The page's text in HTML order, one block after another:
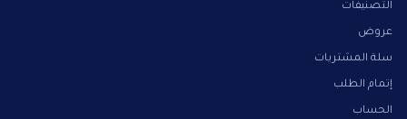
التصنيفات
عروض
سلة المشتريات
إتمام الطلب
الحساب